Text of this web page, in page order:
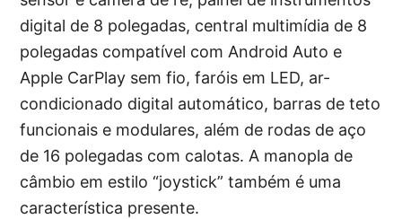
digital de 8 polegadas, central multimídia de 8
polegadas compatível com Android Auto e
Apple CarPlay sem fio, faróis em LED, ar-
condicionado digital automático, barras de teto
funcionais e modulares, além de rodas de aço
de 16 polegadas com calotas. A manopla de
câmbio em estilo “joystick” também é uma
característica presente.